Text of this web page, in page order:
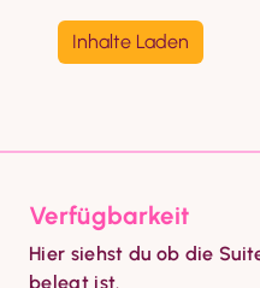
Inhalte Laden
Verfügbarkeit
Hier siehst du ob die
belegt ist.